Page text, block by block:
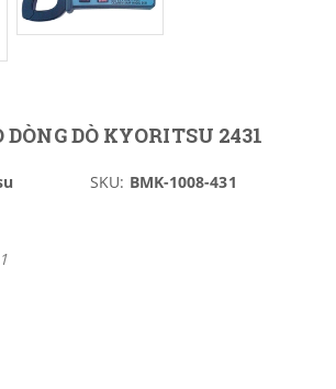
DÒ KYORITSU 2431
SKU: BMK-1008-431